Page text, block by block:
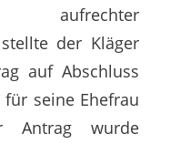
der Kläger
auf Abschluss
seine Ehefrau
Antrag wurde